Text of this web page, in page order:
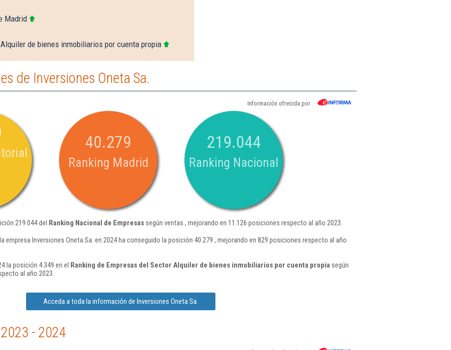
Madrid
de bienes inmobiliarios por cuenta propia
de Inversiones Oneta Sa.
Información ofrecida por
40.279
Ranking Madrid
219.044
Ranking Nacional
219.044 del Ranking Nacional de Empresassegún ventas , mejorando en 11.126 posiciones respecto al año 2023.
empresa Inversiones Oneta Sa. en 2024 ha conseguido la posición 40.279 , mejorando en 829 posiciones respecto al año
la posición 4.349 en el Ranking de Empresas del Sector Alquiler de bienes inmobiliarios por cuenta propiasegún
al año 2023.
Acceda a toda la información de Inversiones Oneta Sa.
- 2024